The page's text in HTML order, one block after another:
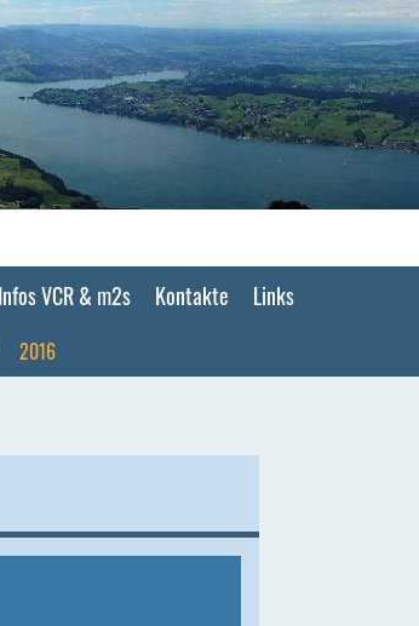
Infos VCR & m2s Kontakte Links
2016